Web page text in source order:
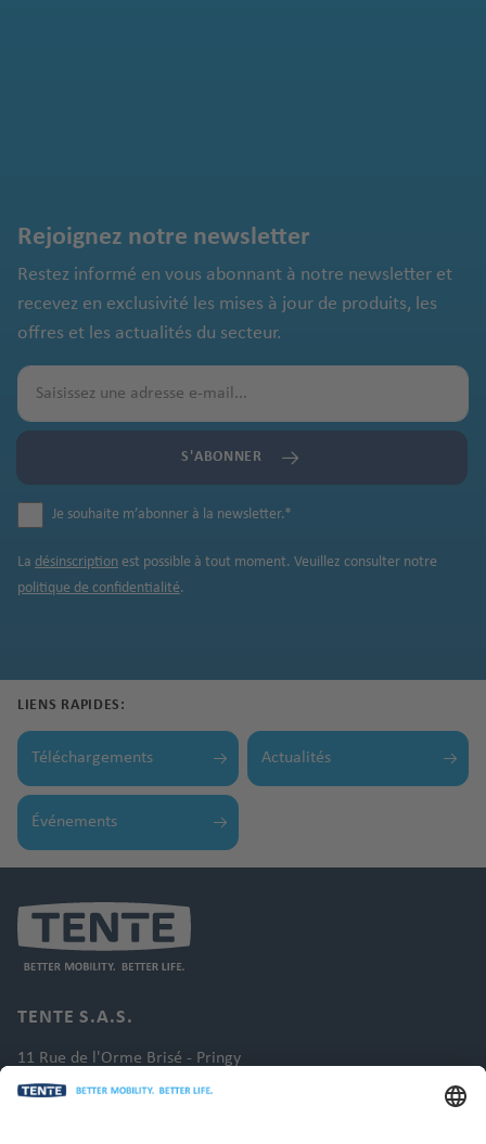
Rejoignez notre newsletter
Restez informé en vous abonnant à notre newsletter et
recevez en exclusivité les mises à jour de produits, les
offres et les actualités du secteur.
S'ABONNER
Je souhaite m’abonner à la newsletter.*
La désinscription est possible à tout moment. Veuillez consulter notre
politique de confidentialité.
LIENS RAPIDES:
Téléchargements Actualités
Événements
TENTE S.A.S.
11 Rue de l'Orme Brisé - Pringy
77986 St Fargeau Ponthierry